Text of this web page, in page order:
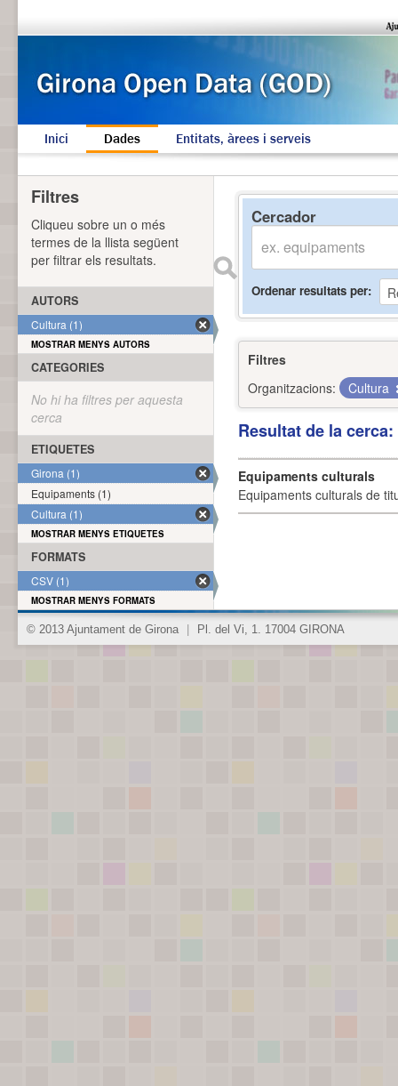
Inici Dades Entitats, àrees i serveis
Cercador
Ordenar resultats per
Filtres
Organitzacions:
Cultura
Resultat de la
Equipaments culturals
Equipaments culturals de
Filtres
Cliqueu sobre un o més
termes de la llista següent
per filtrar els resultats.
AUTORS
Cultura (1)
MOSTRAR MENYS AUTORS
CATEGORIES
No hi ha filtres per aquesta
cerca
ETIQUETES
Girona (1)
Equipaments (1)
Cultura (1)
MOSTRAR MENYS ETIQUETES
FORMATS
CSV (1)
MOSTRAR MENYS FORMATS
© 2013 Ajuntament de Girona Pl. del Vi, 1. 17004 GIRONA